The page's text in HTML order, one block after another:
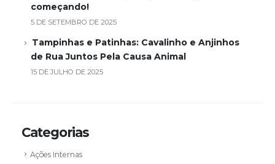
começando!
5 DE SETEMBRO DE 2025
Tampinhas e Patinhas: Cavalinho e Anjinhos
de Rua Juntos Pela Causa Animal
15 DE JULHO DE 2025
Categorias
Ações Internas